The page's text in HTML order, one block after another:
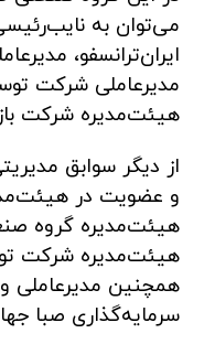
می‌توان به
ایران‌ترانسفو،
مدیرعاملی شرکت
هیئت‌مدیره شرکت
از دیگر سوابق
و عضویت در
هیئت‌مدیره گروه
هیئت‌مدیره شرکت
همچنین
سرمایه‌گذاری صبا